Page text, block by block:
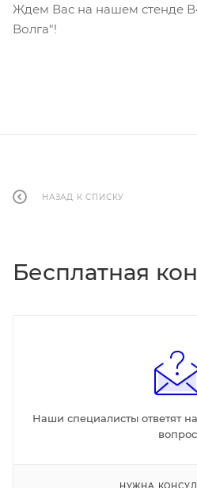
Ждем Вас на нашем стенде
Волга"!
НАЗАД К СПИСКУ
Бесплатная
Наши специалисты ответят
вопрос
НУЖНА